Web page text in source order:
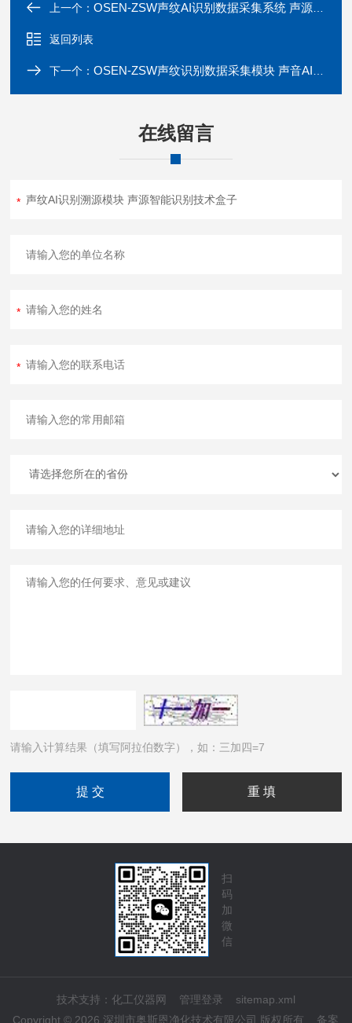
上一个：OSEN-ZSW声纹AI识别数据采集系统 声源识别算法单元
返回列表
下一个：OSEN-ZSW声纹识别数据采集模块 声音AI智能识别系统
在线留言
请输入计算结果（填写阿拉伯数字），如：三加四=7
扫
码
加
微
信
技术支持： 化工仪器网 管理登录
sitemap.xml
Copyright © 2026 深圳市奥斯恩净化技术有限公司 版权所有 备案